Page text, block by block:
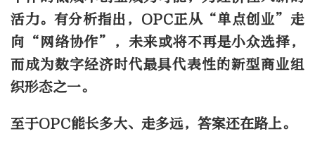
活力。有分析指出，OPC正从“单点创业”走
向“网络协作”，未来或将不再是小众选择，
而成为数字经济时代最具代表性的新型商业组
织形态之一。
至于OPC能长多大、走多远，答案还在路上。